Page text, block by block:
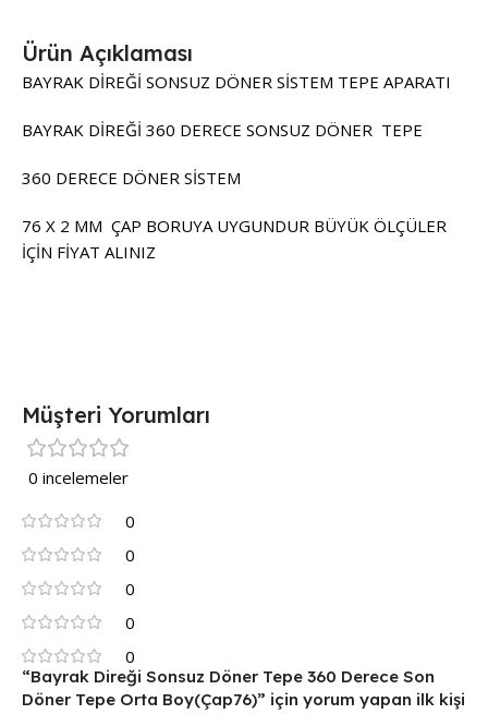
Ürün Açıklaması
BAYRAK DİREĞİ SONSUZ DÖNER SİSTEM TEPE APARATI
BAYRAK DİREĞİ 360 DERECE SONSUZ DÖNER TEPE
360 DERECE DÖNER SİSTEM
76 X 2 MM ÇAP BORUYA UYGUNDUR BÜYÜK ÖLÇÜLER
İÇİN FİYAT ALINIZ
Müşteri Yorumları
0 incelemeler
0
0
0
0
0
“Bayrak Direği Sonsuz Döner Tepe 360 Derece Son
Döner Tepe Orta Boy(Çap76)” için yorum yapan ilk kişi